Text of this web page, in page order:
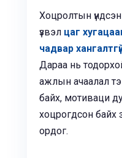
Хоцролтын
үзвэл цаг
чадвар
Дараа нь
ажлын ачаалал
байх, мотиваци
хоцрогдсон байх
ордог.